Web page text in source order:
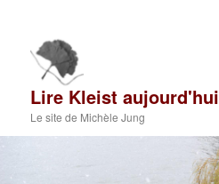
contenu
principal
contenu
secondaire
Lire Kleist aujourd'hui
Le site de Michèle Jung